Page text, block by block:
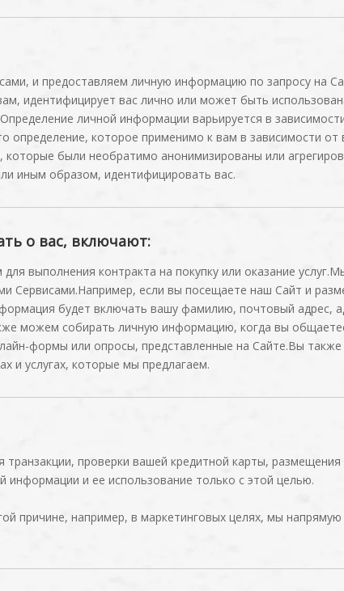
и предоставляем личную информацию по запросу на
идентифицирует вас лично или может быть
личной информации варьируется в
определение, которое применимо к вам в зависимости от
были необратимо анонимизированы или
иным образом, идентифицировать вас.
о вас, включают:
выполнения контракта на покупку или оказание
Сервисами.Например, если вы посещаете наш Сайт и
будет включать вашу фамилию, почтовый адрес,
можем собирать личную информацию, когда вы
формы или опросы, представленные на Сайте.Вы
и ​​услугах, которые мы предлагаем.
проверки вашей кредитной карты, размещения
и ее использование только с этой целью.
причине, например, в маркетинговых целях, мы